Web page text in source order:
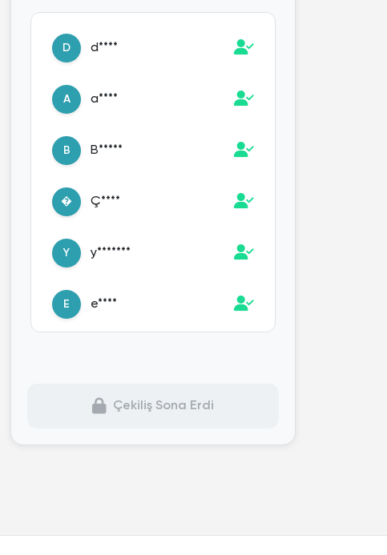
D d****
A a****
B B*****
� Ç****
Y y*******
E e****
Y****Çekiliş Sona Erdi